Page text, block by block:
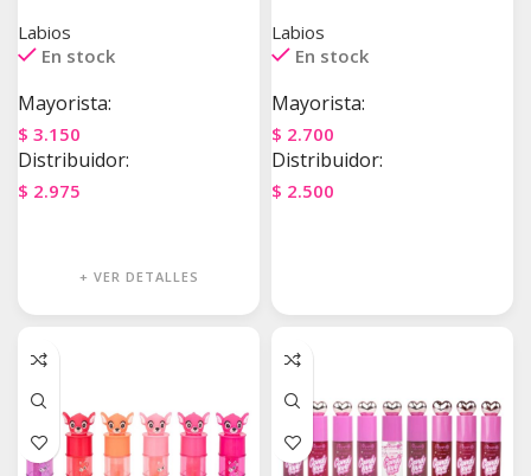
Labios
En stock
Mayorista:
$ 3.150
Distribuidor:
$ 2.975
+ VER DETALLES
Labios
En stock
Mayorista:
$ 2.700
Distribuidor:
$ 2.500